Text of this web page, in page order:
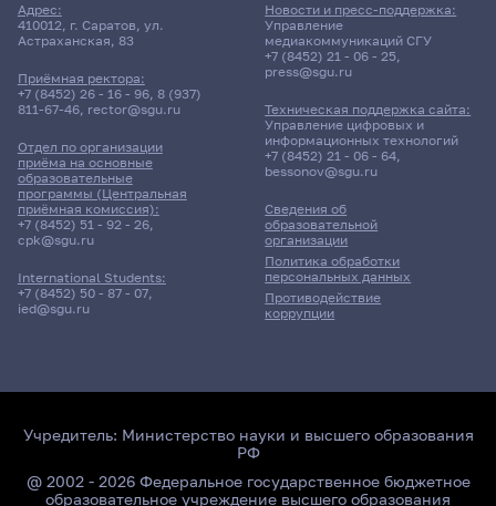
Адрес:
410012, г. Саратов, ул.
Астраханская, 83
Приёмная ректора:
+7 (8452) 26 - 16 - 96, 8 (937)
811-67-46, rector@sgu.ru
Отдел по организации
приёма на основные
образовательные
программы (Центральная
приёмная комиссия):
+7 (8452) 51 - 92 - 26,
cpk@sgu.ru
International Students:
+7 (8452) 50 - 87 - 07,
ied@sgu.ru
Сведения об
образовательной
организации
Политика обработки
персональных данных
Противодействие
коррупции
Новости и пресс-поддержка:
Управление
медиакоммуникаций СГУ
+7 (8452) 21 - 06 - 25,
press@sgu.ru
Техническая поддержка сайта:
Управление цифровых и
информационных технологий
+7 (8452) 21 - 06 - 64,
bessonov@sgu.ru
Учредитель: Министерство науки и высшего образования
РФ
@ 2002 - 2026 Федеральное государственное бюджетное
образовательное учреждение высшего образования